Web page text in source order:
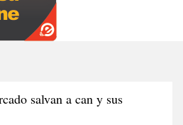
salvan a can y sus